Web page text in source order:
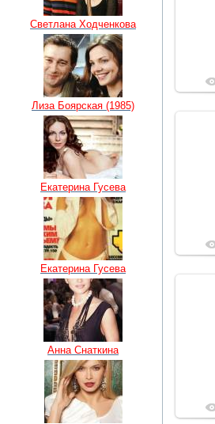
Светлана Ходченкова
Лиза Боярская (1985)
Екатерина Гусева
Екатерина Гусева
Анна Снаткина